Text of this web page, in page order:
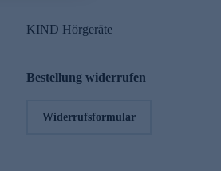
KIND Hörgeräte
Bestellung widerrufen
Widerrufsformular